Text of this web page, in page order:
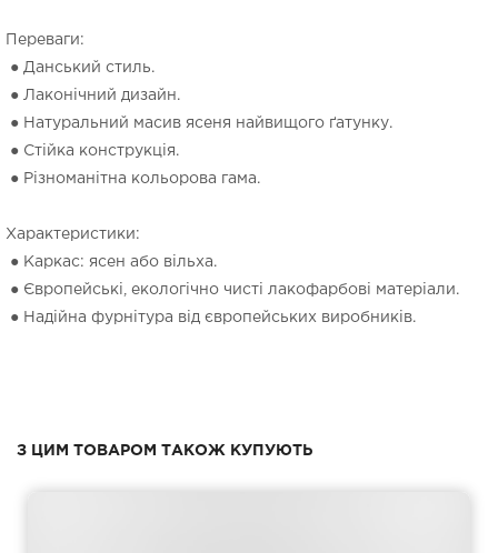
Переваги:
● Данський стиль.
● Лаконічний дизайн.
● Натуральний масив ясеня найвищого ґатунку.
● Стійка конструкція.
● Різноманітна кольорова гама.
Характеристики:
● Каркас: ясен або вільха.
● Європейські, екологічно чисті лакофарбові матеріали.
● Надійна фурнітура від європейських виробників.
З ЦИМ ТОВАРОМ ТАКОЖ КУПУЮТЬ